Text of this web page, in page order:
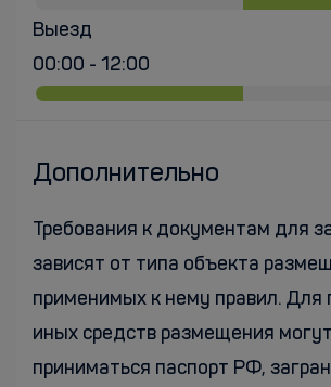
Выезд
00:00 - 12:00
Дополнительно
Требования к документам для
зависят от типа объекта
применимых к нему правил. Для
иных средств размещения могут
приниматься паспорт РФ,